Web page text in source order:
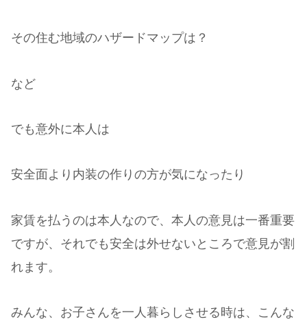
その住む地域のハザードマップは？
など
でも意外に本人は
安全面より内装の作りの方が気になったり
家賃を払うのは本人なので、本人の意見は一番重要
ですが、それでも安全は外せないところで意見が割
れます。
みんな、お子さんを一人暮らしさせる時は、こんな